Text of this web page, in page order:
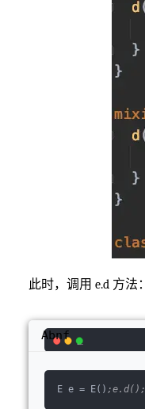
此时，调用 e.d 方法：
E e = E() ;e.d();
Abnf